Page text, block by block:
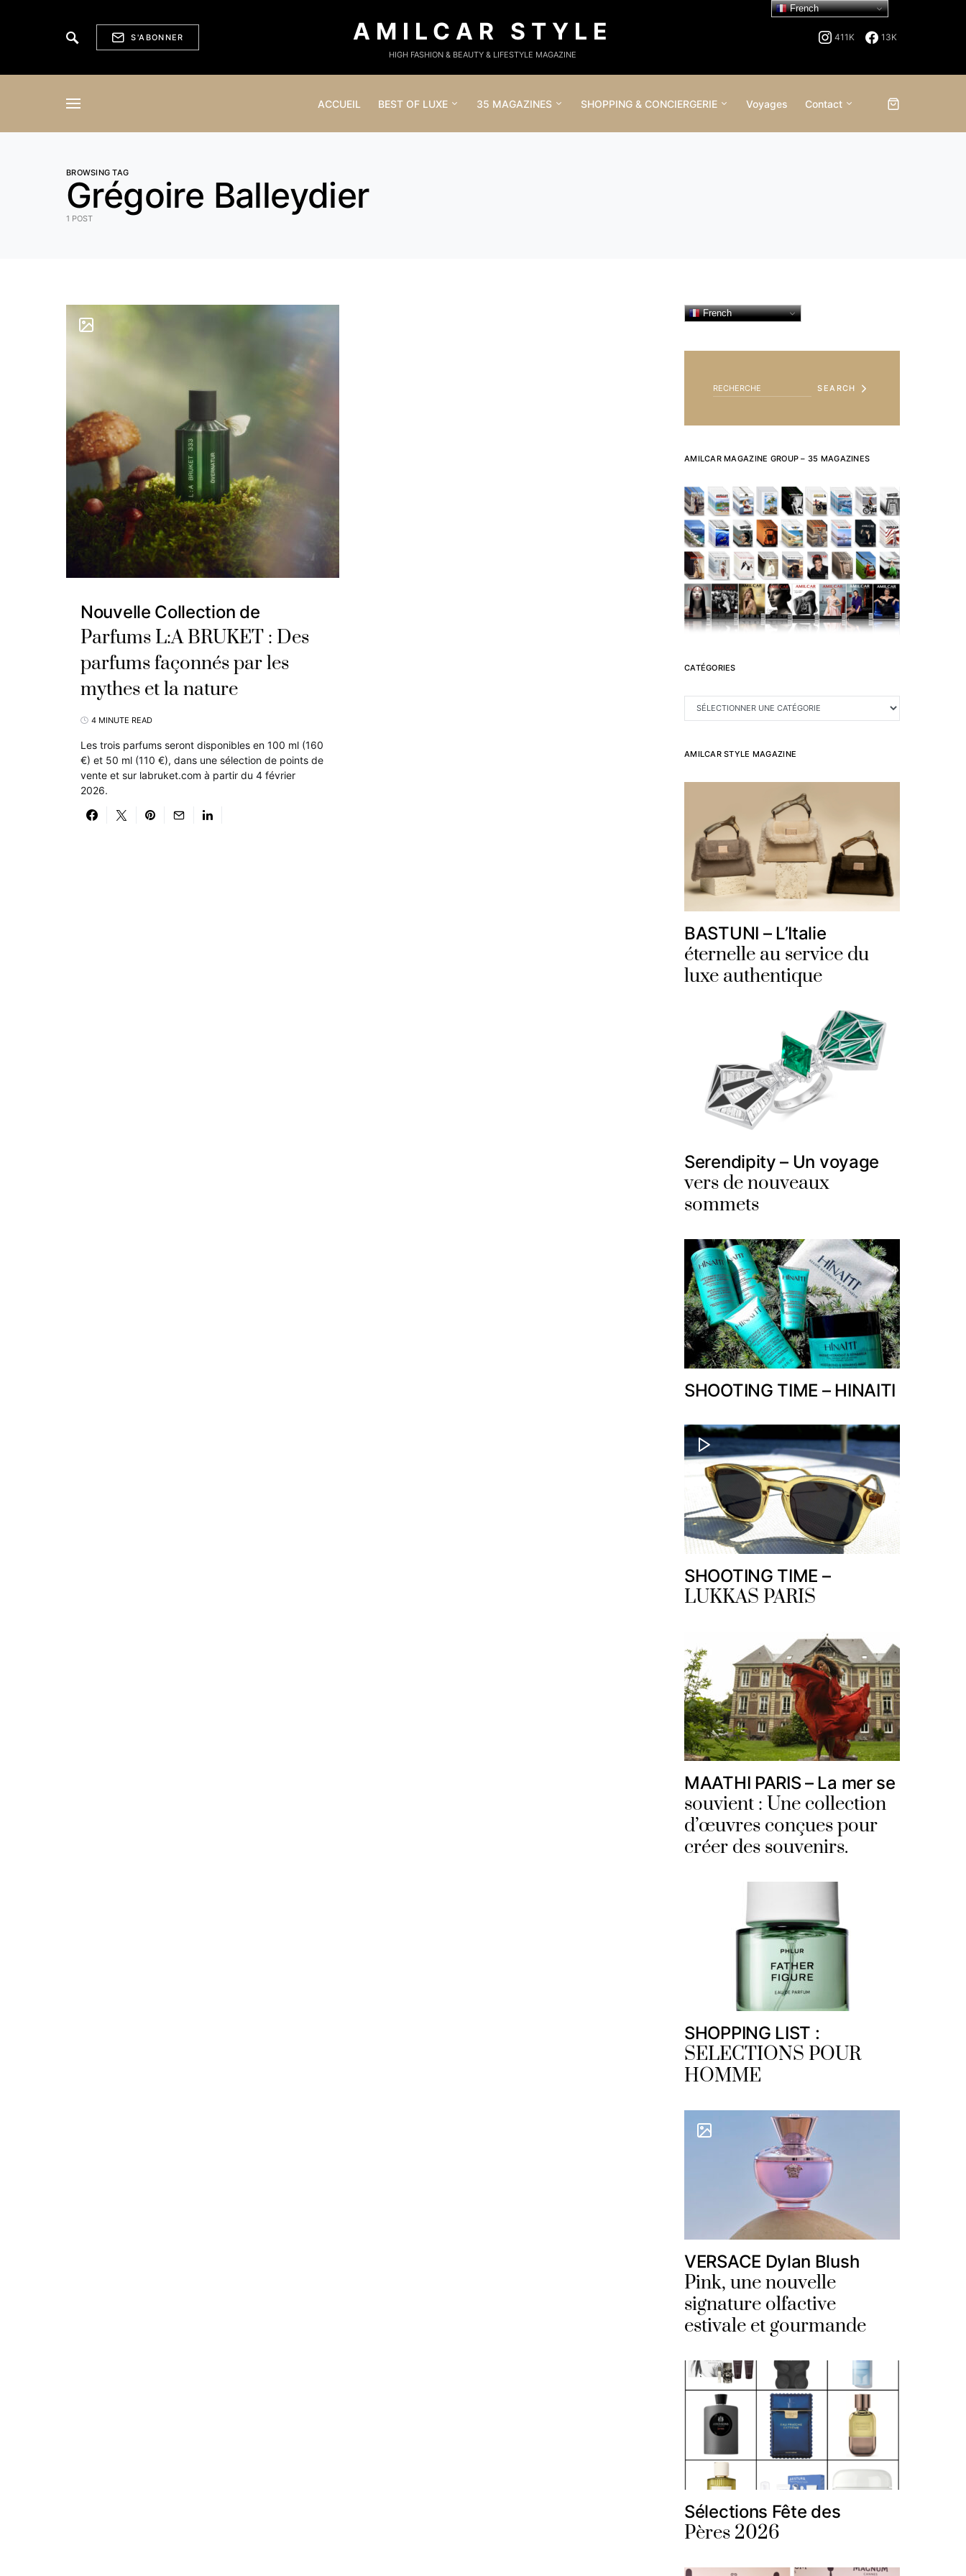
S'ABONNER AMILCAR STYLE
HIGH FASHION & BEAUTY & LIFESTYLE MAGAZINE
411K 13K
ACCUEIL BEST OF LUXE 35 MAGAZINES SHOPPING & CONCIERGERIE Voyages Contact
BROWSING TAG
Grégoire Balleydier
1 POST
Nouvelle Collection de
Parfums L:A BRUKET : Des
parfums façonnés par les
mythes et la nature
4 MINUTE READ
Les trois parfums seront disponibles en 100 ml (160
€) et 50 ml (110 €), dans une sélection de points de
vente et sur labruket.com à partir du 4 février
2026.
French
SEARCH
AMILCAR MAGAZINE GROUP – 35 MAGAZINES
CATÉGORIES
CATÉGORIES
AMILCAR STYLE MAGAZINE
BASTUNI – L’Italie
éternelle au service du
luxe authentique
Serendipity – Un voyage
vers de nouveaux
sommets
SHOOTING TIME – HINAITI
SHOOTING TIME –
LUKKAS PARIS
MAATHI PARIS – La mer se
souvient : Une collection
d’œuvres conçues pour
créer des souvenirs.
SHOPPING LIST :
SELECTIONS POUR
HOMME
VERSACE Dylan Blush
Pink, une nouvelle
signature olfactive
estivale et gourmande
Sélections Fête des
Pères 2026
French